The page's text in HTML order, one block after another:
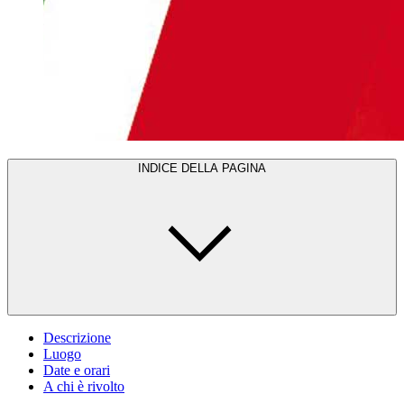
INDICE DELLA PAGINA
Descrizione
Luogo
Date e orari
A chi è rivolto